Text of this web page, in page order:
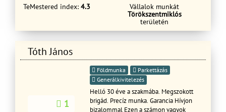
TeMestered index: 4.3
Vállalok munkát
Törökszentmiklós
területén
Tóth János
1
Földmunka
Parkettázás
Generálkivitelezés
Helló 30 éve a szakmába. Megszokott
brigád. Precíz munka. Garancia Hívjon
bizalommal Ezen a számon vagyok